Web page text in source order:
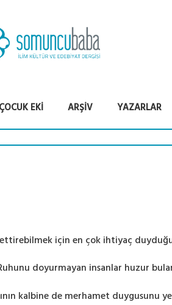
ÇOCUK EKI ARŞIV YAZARLAR
ettirebilmek için en çok ihtiyaç
doyurmayan insanlar huzur
kalbine de merhamet duygusunu